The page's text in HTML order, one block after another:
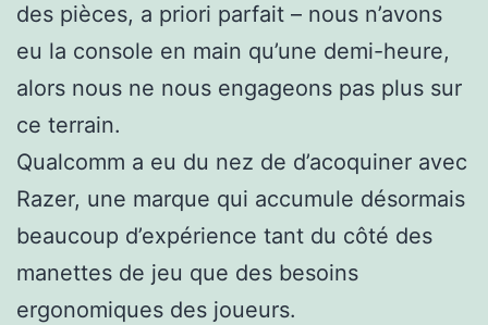
des pièces, a priori parfait – nous n’avons
eu la console en main qu’une demi-heure,
alors nous ne nous engageons pas plus sur
ce terrain.
Qualcomm a eu du nez de d’acoquiner avec
Razer, une marque qui accumule désormais
beaucoup d’expérience tant du côté des
manettes de jeu que des besoins
ergonomiques des joueurs.